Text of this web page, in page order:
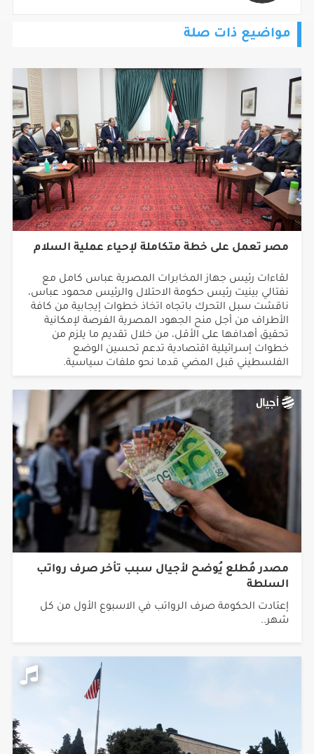
مواضيع ذات صلة
مصر تعمل على خطة متكاملة لإحياء عملية السلام
لقاءات رئيس جهاز المخابرات المصرية عباس كامل مع
نفتالي بينيت رئيس حكومة الاحتلال والرئيس محمود عباس،
ناقشت سبل التحرك باتجاه اتخاذ خطوات إيجابية من كافة
الأطراف من أجل منح الجهود المصرية الفرصة لإمكانية
تحقيق أهدافها على الأقل، من خلال تقديم ما يلزم من
خطوات إسرائيلية اقتصادية تدعم تحسين الوضع
الفلسطيني قبل المضي قدما نحو ملفات سياسية.
مصدر مُطلع يُوضح لأجيال سبب تأخر صرف رواتب
السلطة
إعتادت الحكومة صرف الرواتب في الاسبوع الأول من كل
شهر..